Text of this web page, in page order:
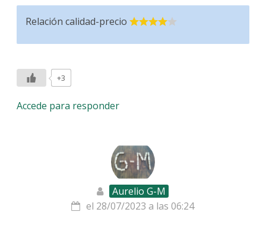
Relación calidad-precio
+3
Accede para responder
Aurelio G-M
el 28/07/2023 a las 06:24